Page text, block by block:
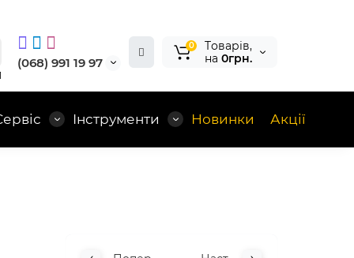
(068) 991 19 97
0
Tоварів,
на 0грн.
Інструменти Новинки Акції